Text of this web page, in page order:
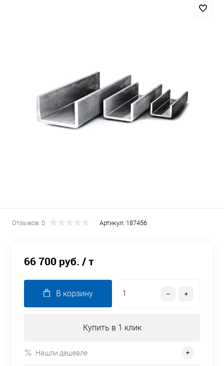
Отзывов: 0 Артикул: 187456
66 700 руб. / т
В корзину
Купить в 1 клик
Нашли дешевле